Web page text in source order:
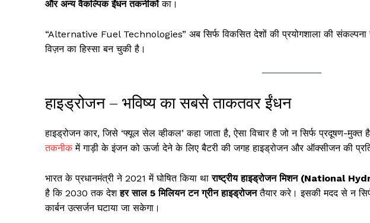
और अन्य वैकल्पिक ईंधन तकनीकोंका।
“Alternative Fuel Technologies” अब सिर्फ विकसित देशों की प्रयोगशाला की संकल्पना
विज़न का हिस्सा बन चुकी है।
हाइड्रोजन – भविष्य का सबसे ताकतवर ईंधन
हाइड्रोजन कार, जिसे ‘फ्यूल सेल व्हीकल’ कहा जाता है, ऐसा विचार है जो न सिर्फ प्रदूषण-
तकनीक में गाड़ी के इंजन को ऊर्जा देने के लिए बैटरी की जगह हाइड्रोजन और ऑक्सीजन की
भारत के प्रधानमंत्री ने 2021 में घोषित किया थाराष्ट्रीय हाइड्रोजन मिशन (National
है कि 2030 तक देशहर साल 5 मिलियन टन ग्रीन हाइड्रोजनतैयार करे। इसकी मदद से न सिर्फ
कार्बन उत्सर्जन घटाया जा सकेगा।